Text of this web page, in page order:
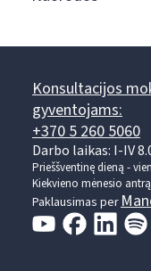
Konsultacijos
gyventojams:
+370 5 260 5060
Darbo laikas: I-IV
Prieššventinę dieną -
Kiekvieno mėnesio
Paklausimas per